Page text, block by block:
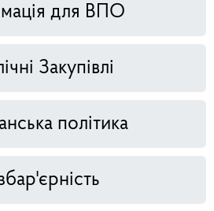
для ВПО
Закупівлі
політика